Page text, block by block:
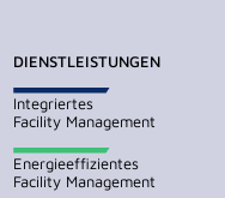
DIENSTLEISTUNGEN
Integriertes
Facility Management
Energieeffizientes
Facility Management